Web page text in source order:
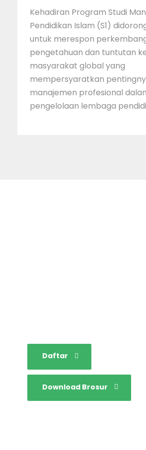
Kehadiran Program Studi
Pendidikan Islam (S1)
untuk merespon
pengetahuan dan tuntutan
masyarakat global yang
mempersyaratkan
manajemen profesional
pengelolaan lembaga
Daftar
Download Brosur